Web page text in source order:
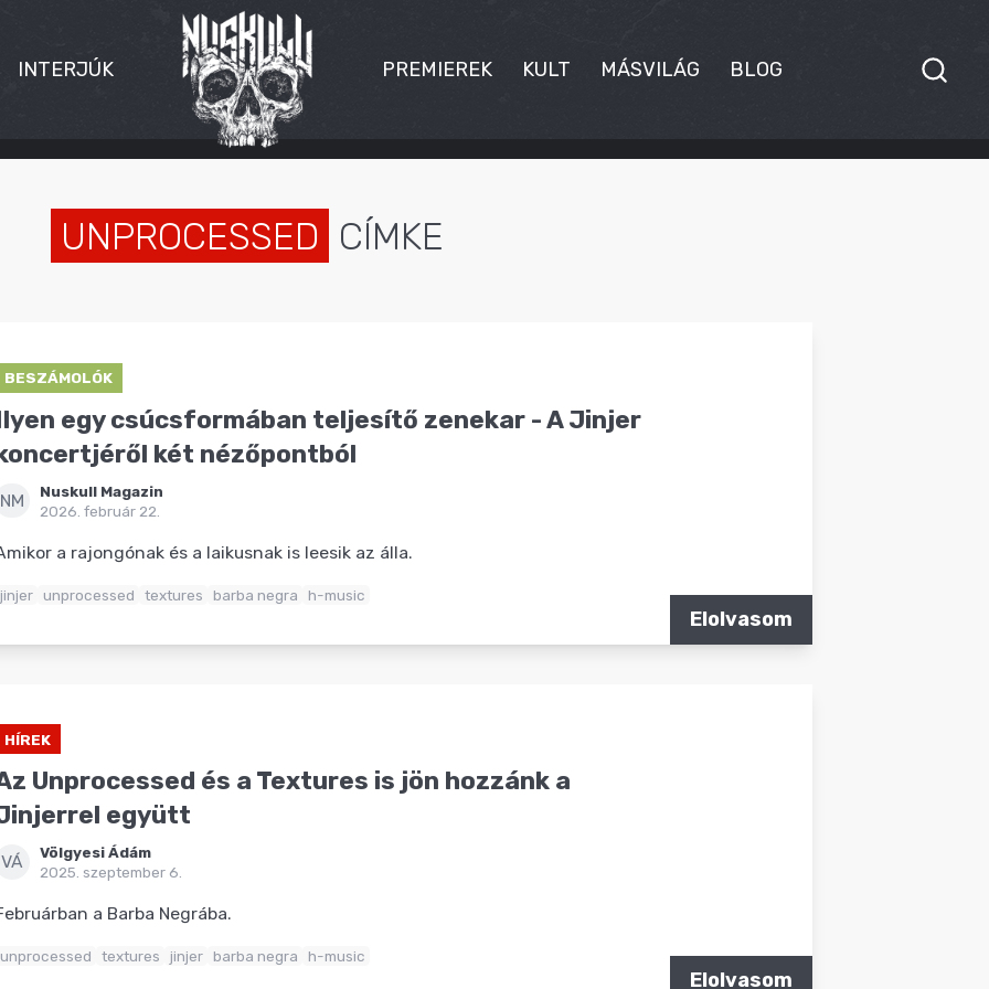
INTERJÚK PREMIEREK KULT MÁSVILÁG BLOG
UNPROCESSED CÍMKE
BESZÁMOLÓK
egy csúcsformában teljesítő zenekar - A Jinjer
két nézőpontból
NM
Nuskull Magazin
2026. február 22.
a rajongónak és a laikusnak is leesik az álla.
jinjer unprocessed textures barba negra h-music
Elolvasom
HÍREK
Unprocessed és a Textures is jön hozzánk a
együtt
VÁ
Völgyesi Ádám
2025. szeptember 6.
a Barba Negrába.
unprocessed textures jinjer barba negra h-music
Elolvasom